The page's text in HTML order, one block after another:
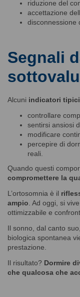
riduzione del
accettazione
disconnessione
Segnali
Alcuni indicatori
controllare
sentirsi ansiosi
modificare
percepire di
reali.
Quando questi
compromettere la
L’ortosomnia è il
ampio . Ad oggi, si
ottimizzabile e
Il sonno, dal canto suo,
biologica spontanea
prestazione.
Il risultato? Dormire
che qualcosa che